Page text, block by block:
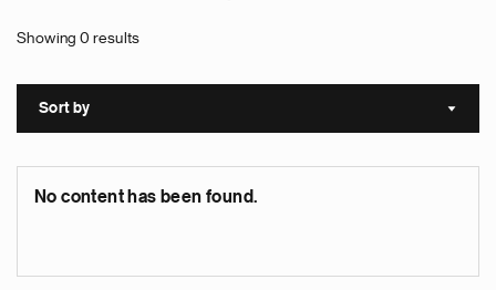
Showing 0 results
Sort by Sort
No content has been found.